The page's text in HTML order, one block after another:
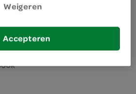
Weigeren
Accepteren